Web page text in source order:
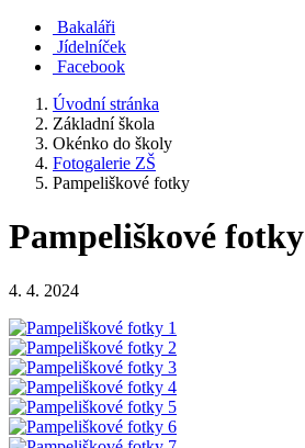
Bakaláři
Jídelníček
Facebook
Úvodní stránka
Základní škola
Okénko do školy
Fotogalerie ZŠ
Pampeliškové fotky
Pampeliškové fotky
4. 4. 2024